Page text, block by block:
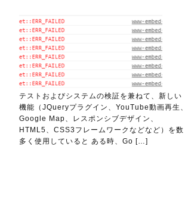
テストおよびシステムの検証を兼ねて、新しい
機能（JQueryプラグイン、YouTube動画再生、
Google Map、レスポンシブデザイン、
HTML5、CSS3フレームワークなどなど）を数
多く使用していると ある時、Go […]